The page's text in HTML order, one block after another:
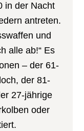
in der Nacht
antreten.
und
alle ab!“ Es
– der 61-
der 81-
27-jährige
oder